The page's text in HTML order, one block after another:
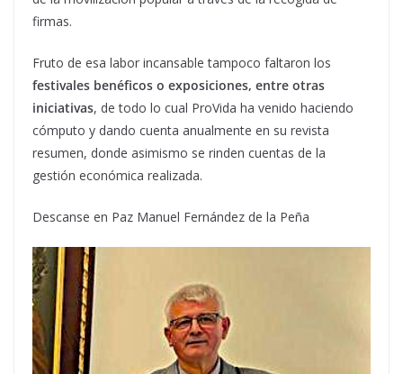
firmas.
Fruto de esa labor incansable tampoco faltaron los
festivales benéficos o exposiciones, entre otras
iniciativas, de todo lo cual ProVida ha venido haciendo
cómputo y dando cuenta anualmente en su revista
resumen, donde asimismo se rinden cuentas de la
gestión económica realizada.
Descanse en Paz Manuel Fernández de la Peña